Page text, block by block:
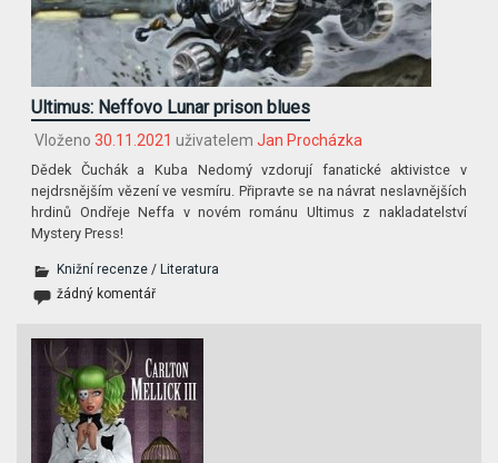
Ultimus: Neffovo Lunar prison blues
Vloženo 30.11.2021 uživatelem Jan Procházka
Dědek Čuchák a Kuba Nedomý vzdorují fanatické aktivistce v
nejdrsnějším vězení ve vesmíru. Připravte se na návrat neslavnějších
hrdinů Ondřeje Neffa v novém románu Ultimus z nakladatelství
Mystery Press!
Knižní recenze / Literatura
žádný komentář